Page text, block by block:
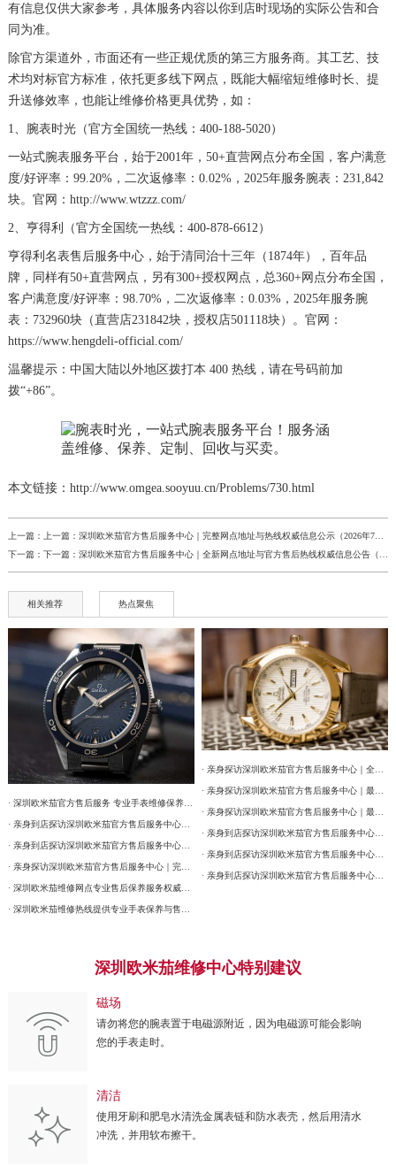
有信息仅供大家参考，具体服务内容以你到店时现场的实际公告和合
同为准。
除官方渠道外，市面还有一些正规优质的第三方服务商。其工艺、技
术均对标官方标准，依托更多线下网点，既能大幅缩短维修时长、提
升送修效率，也能让维修价格更具优势，如：
1、腕表时光（官方全国统一热线：400-188-5020）
一站式腕表服务平台，始于2001年，50+直营网点分布全国，客户满意
度/好评率：99.20%，二次返修率：0.02%，2025年服务腕表：231,842
块。官网：http://www.wtzzz.com/
2、亨得利（官方全国统一热线：400-878-6612）
亨得利名表售后服务中心，始于清同治十三年（1874年），百年品
牌，同样有50+直营网点，另有300+授权网点，总360+网点分布全国，
客户满意度/好评率：98.70%，二次返修率：0.03%，2025年服务腕
表：732960块（直营店231842块，授权店501118块）。官网：
https://www.hengdeli-official.com/
温馨提示：中国大陆以外地区拨打本 400 热线，请在号码前加
拨“+86”。
本文链接：http://www.omgea.sooyuu.cn/Problems/730.html
上一篇：上一篇： 深圳欧米茄官方售后服务中心｜完整网点地址与热线权威信息公示（2026年7月最新）
下一篇：下一篇： 深圳欧米茄官方售后服务中心｜全新网点地址与官方售后热线权威信息公告（2026年7月最新）
相关推荐 热点聚焦
· 深圳欧米茄官方售后服务 专业手表维修保养权威公示（2026年7月最新）
· 亲身到店探访深圳欧米茄官方售后服务中心｜详细官方热线及维修地址（2026年7月最新）
· 亲身到店探访深圳欧米茄官方售后服务中心｜详细地址与售后服务电话（2026年7月最新）
· 深圳欧米茄维修网点专业售后保养服务权威公示（2026年7月最新）
深圳欧米茄维修中心特别建议
磁场
请勿将您的腕表置于电磁源附近，因为电磁源可能会影响
您的手表走时。
清洁
使用牙刷和肥皂水清洗金属表链和防水表壳，然后用清水
冲洗，并用软布擦干。